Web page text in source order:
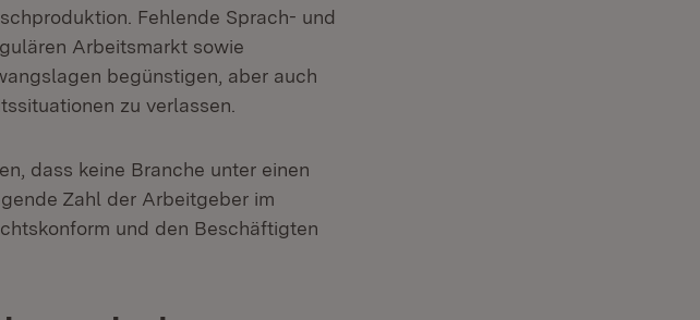
Fehlende Sprach- und
Arbeitsmarkt sowie
begünstigen, aber auch
zu verlassen.
dass keine Branche unter einen
Zahl der Arbeitgeber im
und den Beschäftigten